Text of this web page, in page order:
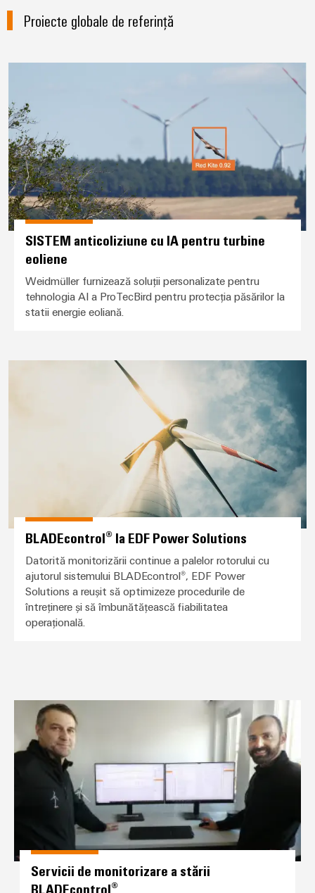
Proiecte globale de referință
SISTEM anticoliziune cu IA
SISTEM anticoliziune cu IA pentru turbine
eoliene
Weidmüller furnizează soluții personalizate pentru
tehnologia AI a ProTecBird pentru protecția păsărilor la
statii energie eoliană.
BLADEcontrol® la EDF Power
BLADEcontrol® la EDF Power Solutions
Datorită monitorizării continue a palelor rotorului cu
ajutorul sistemului BLADEcontrol®, EDF Power
Solutions a reușit să optimizeze procedurile de
întreținere și să îmbunătățească fiabilitatea
operațională.
Servicii de monitorizare a stării
Servicii de monitorizare a stării
BLADEcontrol®